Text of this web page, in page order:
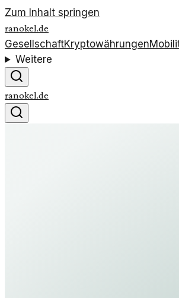
Zum Inhalt springen
ranokel.de
GesellschaftKryptowährungen
Weitere
ranokel.de